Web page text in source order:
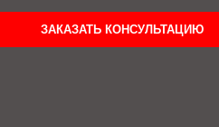
ЗАКАЗАТЬ КОНСУЛЬТАЦИЮ